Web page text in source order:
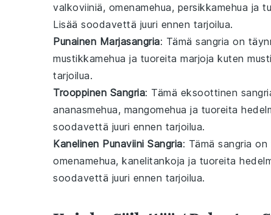
valkoviiniä, omenamehua, persikkamehua ja
Lisää soodavettä juuri ennen tarjoilua.
Punainen Marjasangria: Tämä sangria on
mustikkamehua ja tuoreita marjoja kuten
tarjoilua.
Trooppinen Sangria: Tämä eksoottinen
ananasmehua, mangomehua ja tuoreita
soodavettä juuri ennen tarjoilua.
Kanelinen Punaviini Sangria: Tämä sangria on
omenamehua, kanelitankoja ja tuoreita
soodavettä juuri ennen tarjoilua.